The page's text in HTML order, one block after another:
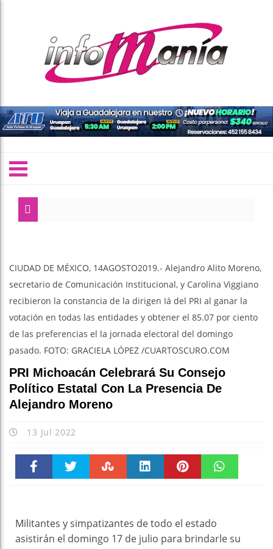
CIUDAD DE MÉXICO, 14AGOSTO2019.- Alejandro Alito Moreno,
secretario de Comunicación Institucional, y Carolina Viggiano
recibieron la constancia de la dirigen Iá del PRI al ganar la
votación en todas las entidades y obtener el 85.07 por ciento
de las preferencias el la jornada electoral del domingo
pasado. FOTO: GRACIELA LÓPEZ /CUARTOSCURO.COM
PRI Michoacán Celebrará Su Consejo
Político Estatal Con La Presencia De
Alejandro Moreno
13 Jul 2022
t
Militantes y simpatizantes de todo el estado
asistirán el domingo 17 de julio para brindarle su